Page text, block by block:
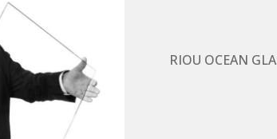
RIOU OCEAN